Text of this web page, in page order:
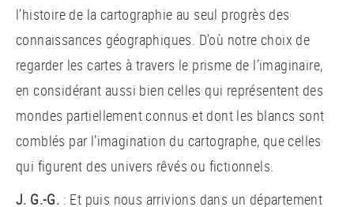
l’histoire de la cartographie au seul progrès des
connaissances géographiques. D’où notre choix de
regarder les cartes à travers le prisme de l’imaginaire,
en considérant aussi bien celles qui représentent des
mondes partiellement connus et dont les blancs sont
comblés par l’imagination du cartographe, que celles
qui figurent des univers rêvés ou fictionnels.
J. G.-G. : Et puis nous arrivions dans un département